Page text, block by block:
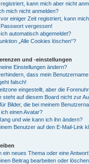
kann mich aber nicht
mich nicht anmelden?
einiger Zeit registriert, kann
vergessen!
automatisch abgemeldet?
„Alle Cookies löschen“?
und -einstellungen
Einstellungen ändern?
dass mein
falsch!
eingestellt, aber die
steht auf diesem Board nicht zur
Bilder, die bei meinem
einen Avatar?
und wie kann ich ihn ändern?
Benutzer auf den E-Mail-Link
ein neues Thema oder eine
Beitrag bearbeiten oder